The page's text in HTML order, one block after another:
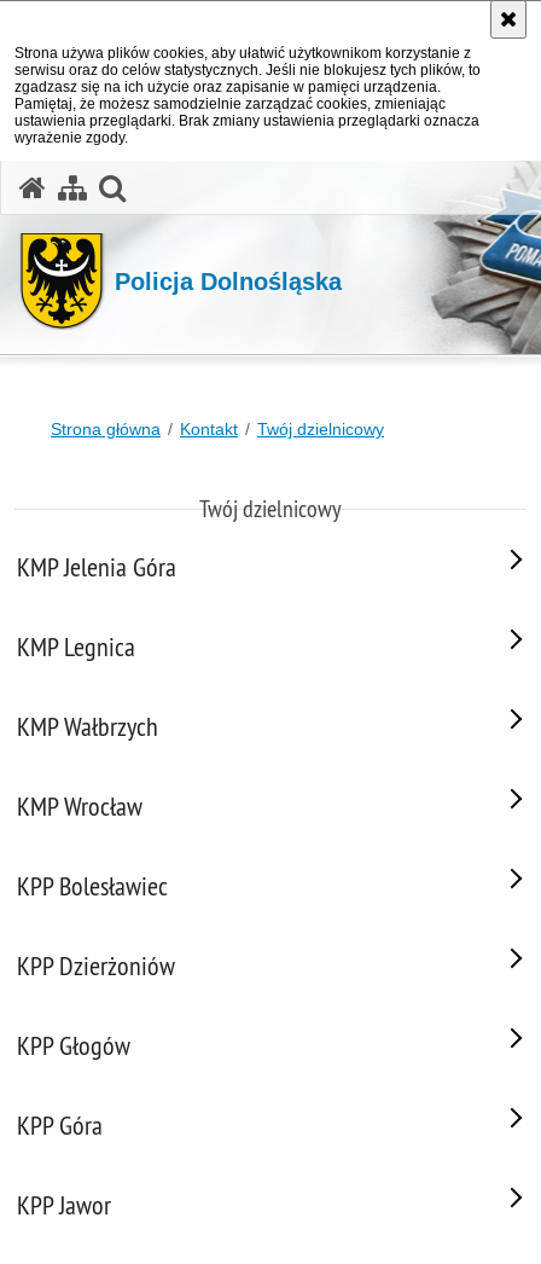
Strona używa plików cookies, aby ułatwić użytkownikom korzystanie z
serwisu oraz do celów statystycznych. Jeśli nie blokujesz tych plików, to
zgadzasz się na ich użycie oraz zapisanie w pamięci urządzenia.
Pamiętaj, że możesz samodzielnie zarządzać cookies, zmieniając
ustawienia przeglądarki. Brak zmiany ustawienia przeglądarki oznacza
wyrażenie zgody.
Policja Dolnośląska
Strona główna Kontakt Twój dzielnicowy
Twój dzielnicowy
KMP Jelenia Góra
KMP Legnica
KMP Wałbrzych
KMP Wrocław
KPP Bolesławiec
KPP Dzierżoniów
KPP Głogów
KPP Góra
KPP Jawor